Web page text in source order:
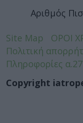
Αριθμός
Site Map ΟΡΟΙ
Πολιτική
Πληροφορίες
Copyright